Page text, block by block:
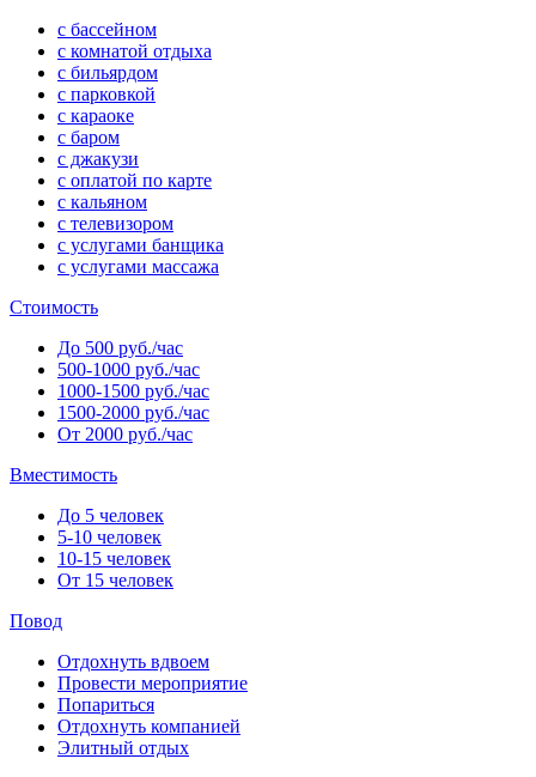
с бассейном
с комнатой отдыха
с бильярдом
с парковкой
с караоке
с баром
с джакузи
с оплатой по карте
с кальяном
с телевизором
с услугами банщика
с услугами массажа
Стоимость
До 500 руб./час
500-1000 руб./час
1000-1500 руб./час
1500-2000 руб./час
От 2000 руб./час
Вместимость
До 5 человек
5-10 человек
10-15 человек
От 15 человек
Повод
Отдохнуть вдвоем
Провести мероприятие
Попариться
Отдохнуть компанией
Элитный отдых